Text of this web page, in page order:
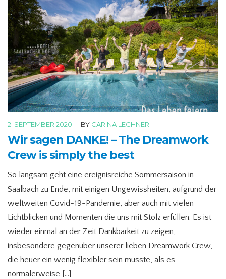
2. SEPTEMBER 2020 | BY CARINA LECHNER
Wir sagen DANKE! – The Dreamwork
Crew is simply the best
So langsam geht eine ereignisreiche Sommersaison in
Saalbach zu Ende, mit einigen Ungewissheiten, aufgrund der
weltweiten Covid-19-Pandemie, aber auch mit vielen
Lichtblicken und Momenten die uns mit Stolz erfüllen. Es ist
wieder einmal an der Zeit Dankbarkeit zu zeigen,
insbesondere gegenüber unserer lieben Dreamwork Crew,
die heuer ein wenig flexibler sein musste, als es
normalerweise […]